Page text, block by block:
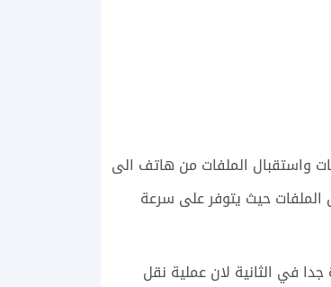
واستقبال الملفات من هاتف الى
الملفات حيث يتوفر على سرعة
في الثانية لان عملية نقل